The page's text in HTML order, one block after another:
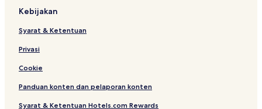
Kebijakan
Syarat & Ketentuan
Privasi
Cookie
Panduan konten dan pelaporan konten
Syarat & Ketentuan Hotels.com Rewards